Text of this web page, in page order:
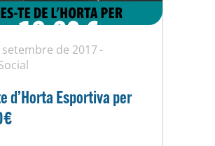
setembre de 2017
d’Horta Esportiva per